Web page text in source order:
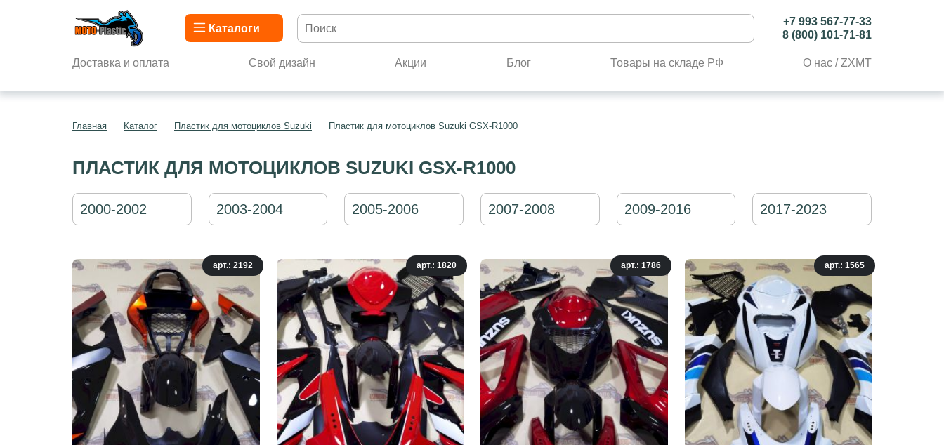
Каталоги
+7 993 567-77-33
8 (800) 101-71-81
Доставка и оплата Свой дизайн Акции Блог Товары на складе РФ О нас / ZXMT
Главная Каталог Пластик для мотоциклов Suzuki Пластик для мотоциклов Suzuki GSX-R1000
ПЛАСТИК ДЛЯ МОТОЦИКЛОВ SUZUKI GSX-R1000
2000-2002 2003-2004 2005-2006 2007-2008 2009-2016 2017-2023
арт.: 2192 арт.: 1820 арт.: 1786 арт.: 1565